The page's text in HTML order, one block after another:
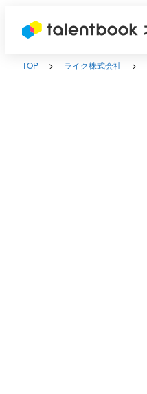
TOP ライク株式会社